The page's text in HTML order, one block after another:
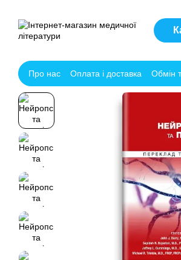
Про нас Оплата і доставка Обмін